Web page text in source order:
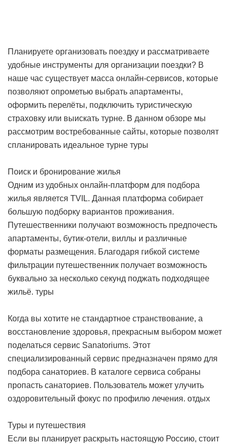
Планируете организовать поездку и рассматриваете
удобные инструменты для организации поездки? В
наше час существует масса онлайн-сервисов, которые
позволяют опрометью выбрать апартаменты,
оформить перелёты, подключить туристическую
страховку или выискать турне. В данном обзоре мы
рассмотрим востребованные сайты, которые позволят
спланировать идеальное турне туры
Поиск и бронирование жилья
Одним из удобных онлайн-платформ для подбора
жилья является TVIL. Данная платформа собирает
большую подборку вариантов проживания.
Путешественники получают возможность предпочесть
апартаменты, бутик-отели, виллы и различные
форматы размещения. Благодаря гибкой системе
фильтрации путешественник получает возможность
буквально за несколько секунд поджать подходящее
жильё. туры
Когда вы хотите не стандартное странствование, а
восстановление здоровья, прекрасным выбором может
поделаться сервис Sanatoriums. Этот
специализированный сервис предназначен прямо для
подбора санаториев. В каталоге сервиса собраны
пропасть санаториев. Пользователь может улучить
оздоровительный фокус по профилю лечения. отдых
Туры и путешествия
Если вы планирует раскрыть настоящую Россию, стоит